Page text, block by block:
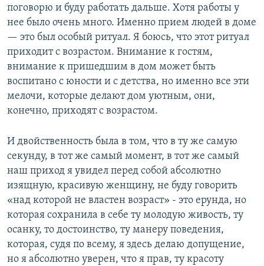
поговорю и буду работать дальше. Хотя работы у
нее было очень много. Именно прием людей в доме
— это был особый ритуал. Я боюсь, что этот ритуал
приходит с возрастом. Внимание к гостям,
внимание к пришедшим в дом может быть
воспитано с юности и с детства, но именно все эти
мелочи, которые делают дом уютным, они,
конечно, приходят с возрастом.
И двойственность была в том, что в ту же самую
секунду, в тот же самый момент, в тот же самый
наш приход я увидел перед собой абсолютно
изящную, красивую женщину, не буду говорить
«над которой не властен возраст» - это ерунда, но
которая сохранила в себе ту молодую живость, ту
осанку, то достоинство, ту манеру поведения,
которая, судя по всему, я здесь делаю допущение,
но я абсолютно уверен, что я прав, ту красоту